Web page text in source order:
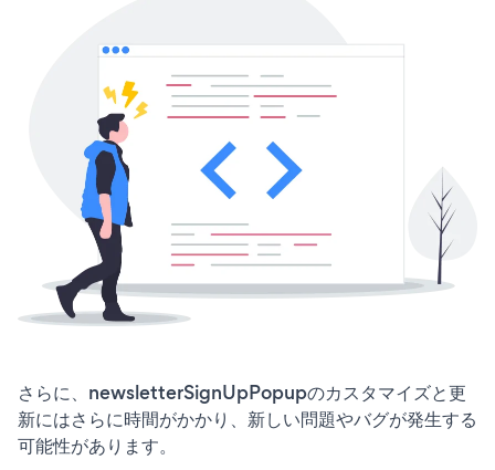
さらに、newsletterSignUpPopupのカスタマイズと更
新にはさらに時間がかかり、新しい問題やバグが発生する
可能性があります。